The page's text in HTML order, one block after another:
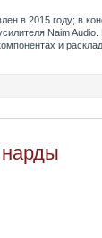
в 2015 году; в
Naim
и